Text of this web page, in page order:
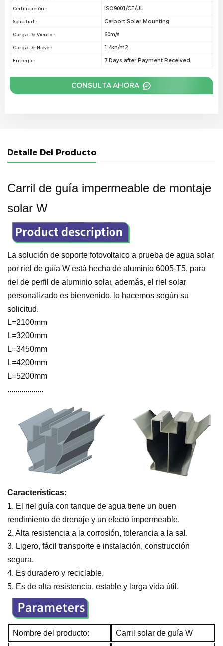
Certificación : ISO9001/CE/UL
Solicitud : Carport Solar Mounting
Carga De Viento : 60m/s
Carga De Nieve : 1.4kn/m2
Entrega : 7 Days after Payment Received
CONSULTA AHORA
Detalle Del Producto
Carril de guía impermeable de montaje
solar W
La solución de soporte fotovoltaico a prueba de agua solar
por riel de guía W está hecha de aluminio 6005-T5, para
riel de perfil de aluminio solar, además, el riel solar
personalizado es bienvenido, lo hacemos según su
solicitud.
L=2100mm
L=3200mm
L=3450mm
L=4200mm
L=5200mm
..................
Características:
1. El riel guía con tanque de agua tiene un buen
rendimiento de drenaje y un efecto impermeable.
2. Alta resistencia a la corrosión, tolerancia a la sal.
3. Ligero, fácil transporte e instalación, construcción
segura.
4. Es duradero y reciclable.
5. Es de alta resistencia, estable y larga vida útil.
Nombre del producto: Carril solar de guía W